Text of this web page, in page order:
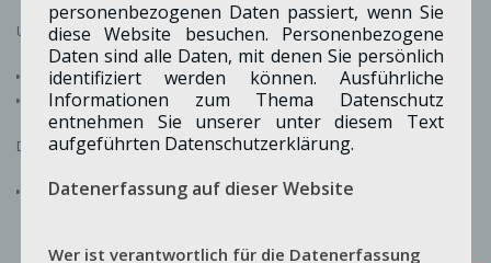
Unser Ziel:
Moderne Familienpolitik gestalten
Neue Kinder- und Jugendtreffpunkte schaffen
Das heißt konkret:
Jugendliche brauchen Freiräume. Sie haben eigene Interessen und das
personenbezogenen Daten passiert, wenn Sie
diese Website besuchen. Personenbezogene
Daten sind alle Daten, mit denen Sie persönlich
identifiziert werden können. Ausführliche
Informationen zum Thema Datenschutz
entnehmen Sie unserer unter diesem Text
aufgeführten Datenschutzerklärung.
Datenerfassung auf dieser Website
Wer ist verantwortlich für die Datenerfassung